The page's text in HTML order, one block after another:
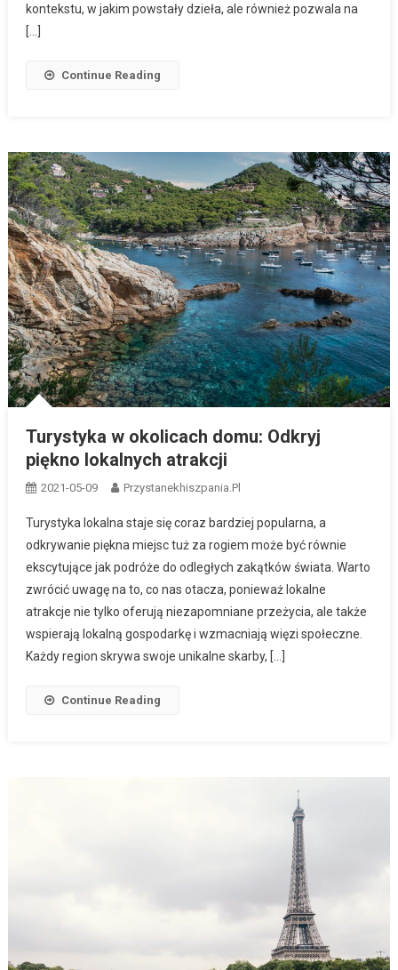
kontekstu, w jakim powstały dzieła, ale również pozwala na
[…]
Continue Reading
Turystyka w okolicach domu: Odkryj
piękno lokalnych atrakcji
2021-05-09 Przystanekhiszpania.pl
Turystyka lokalna staje się coraz bardziej popularna, a
odkrywanie piękna miejsc tuż za rogiem może być równie
ekscytujące jak podróże do odległych zakątków świata. Warto
zwrócić uwagę na to, co nas otacza, ponieważ lokalne
atrakcje nie tylko oferują niezapomniane przeżycia, ale także
wspierają lokalną gospodarkę i wzmacniają więzi społeczne.
Każdy region skrywa swoje unikalne skarby, […]
Continue Reading